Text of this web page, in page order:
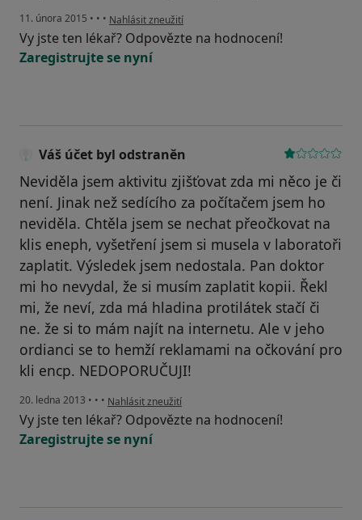
11. února 2015 • • • podle názoru uživatele Váš účet byl odstraněn
Nahlásit zneužití
Vy jste ten lékař? Odpovězte na hodnocení!
Zaregistrujte se nyní
Váš účet byl odstraněn
Neviděla jsem aktivitu zjišťovat zda mi něco je či
není. Jinak než sedícího za počítačem jsem ho
neviděla. Chtěla jsem se nechat přeočkovat na
klis eneph, vyšetření jsem si musela v laboratoři
zaplatit. Výsledek jsem nedostala. Pan doktor
mi ho nevydal, že si musím zaplatit kopii. Řekl
mi, že neví, zda má hladina protilátek stačí či
ne. že si to mám najít na internetu. Ale v jeho
ordianci se to hemží reklamami na očkování pro
kli encp. NEDOPORUČUJI!
20. ledna 2013 • • • podle názoru uživatele Váš účet byl odstraněn
Nahlásit zneužití
Vy jste ten lékař? Odpovězte na hodnocení!
Zaregistrujte se nyní